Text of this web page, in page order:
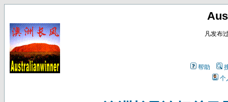
凡发布
帮助
个